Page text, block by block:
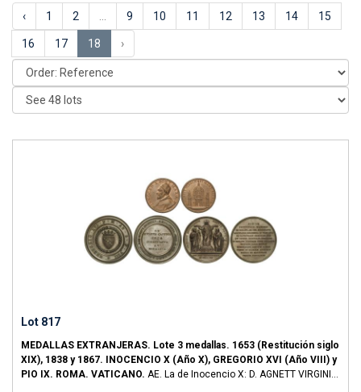
‹ 1 2 ... 9 10 11 12 13 14 15
16 17 18 ›
Lot 817
MEDALLAS EXTRANJERAS. Lote 3 medallas. 1653 (Restitución siglo
XIX), 1838 y 1867.
INOCENCIO X (Año X), GREGORIO XVI (Año VIII) y
PIO IX. ROMA. VATICANO. AE. La de Inocencio X: D. AGNETT VIRGINI